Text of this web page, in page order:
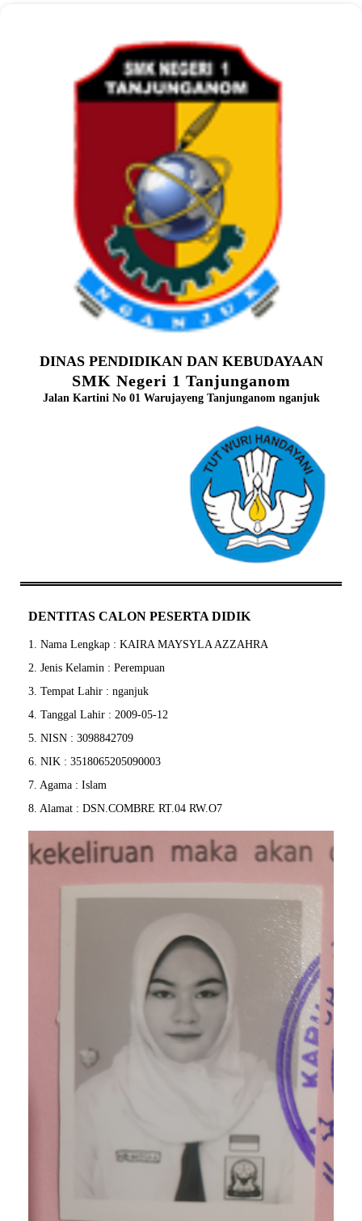
DINAS PENDIDIKAN DAN KEBUDAYAAN
SMK Negeri 1 Tanjunganom
Jalan Kartini No 01 Warujayeng Tanjunganom nganjuk
DENTITAS CALON PESERTA DIDIK
1. Nama Lengkap : KAIRA MAYSYLA AZZAHRA
2. Jenis Kelamin : Perempuan
3. Tempat Lahir : nganjuk
4. Tanggal Lahir : 2009-05-12
5. NISN : 3098842709
6. NIK : 3518065205090003
7. Agama : Islam
8. Alamat : DSN.COMBRE RT.04 RW.O7